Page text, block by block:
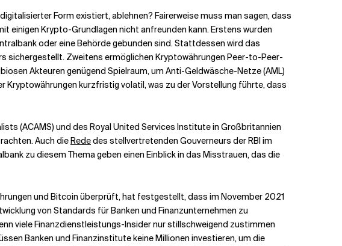
Form existiert, ablehnen? Fairerweise muss man sagen, dass
einigen Krypto-Grundlagen nicht anfreunden kann. Erstens wurden
oder eine Behörde gebunden sind. Stattdessen wird das
sichergestellt. Zweitens ermöglichen Kryptowährungen Peer-to-Peer-
Akteuren genügend Spielraum, um Anti-Geldwäsche-Netze (AML)
Kryptowährungen kurzfristig volatil, was zu der Vorstellung führte, dass
(ACAMS) und des Royal United Services Institute in Großbritannien
Auch dieRededes stellvertretenden Gouverneurs der RBI im
zu diesem Thema geben einen Einblick in das Misstrauen, das die
und Bitcoin überprüft, hat festgestellt, dass im November 2021
von Standards für Banken und Finanzunternehmen zu
viele Finanzdienstleistungs-Insider nur stillschweigend zustimmen
Banken und Finanzinstitute keine Millionen investieren, um die